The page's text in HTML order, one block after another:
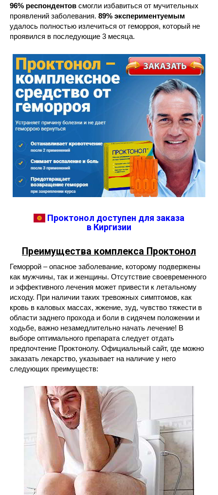
96% респондентов смогли избавиться от мучительных
проявлений заболевания. 89% экспериментуемым
удалось полностью излечиться от геморроя, который не
проявился в последующие 3 месяца.
Проктонол доступен для заказа
в Киргизии
Преимущества комплекса Проктонол
Геморрой – опасное заболевание, которому подвержены
как мужчины, так и женщины. Отсутствие своевременного
и эффективного лечения может привести к летальному
исходу. При наличии таких тревожных симптомов, как
кровь в каловых массах, жжение, зуд, чувство тяжести в
области заднего прохода и боли в сидячем положении и
ходьбе, важно незамедлительно начать лечение! В
выборе оптимального препарата следует отдать
предпочтение Проктонолу. Официальный сайт, где можно
заказать лекарство, указывает на наличие у него
следующих преимуществ: